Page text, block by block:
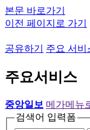
본문 바로가기
이전 페이지로 가기
공유하기 주요 서비
주요서비스
중앙일보 메가메뉴
검색어 입력폼